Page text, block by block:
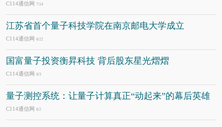
C114通信网 7/14
江苏省首个量子科技学院在南京邮电大学成立
C114通信网 6/22
国富量子投资衡昇科技 背后股东星光熠熠
C114通信网 6/3
量子测控系统：让量子计算真正“动起来”的幕后英雄
C114通信网 6/2